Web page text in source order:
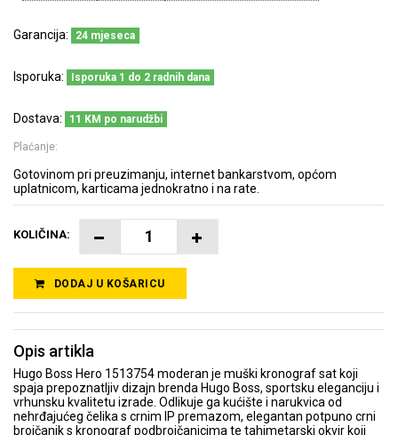
Garancija: 24 mjeseca
Isporuka: Isporuka 1 do 2 radnih dana
Dostava: 11 KM po narudžbi
Plaćanje:
Gotovinom pri preuzimanju, internet bankarstvom, općom
uplatnicom, karticama jednokratno i na rate.
KOLIČINA:
DODAJ U KOŠARICU
Opis artikla
Hugo Boss Hero 1513754 moderan je muški kronograf sat koji
spaja prepoznatljiv dizajn brenda Hugo Boss, sportsku eleganciju i
vrhunsku kvalitetu izrade. Odlikuje ga kućište i narukvica od
nehrđajućeg čelika s crnim IP premazom, elegantan potpuno crni
brojčanik s kronograf podbrojčanicima te tahimetarski okvir koji